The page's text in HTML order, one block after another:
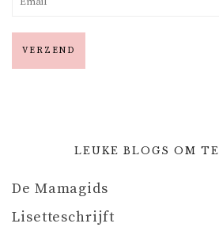
LEUKE BLOGS OM
De Mamagids
Lisetteschrijft